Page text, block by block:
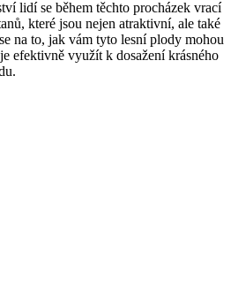
lidí se během těchto procházek vrací
které jsou nejen atraktivní, ale také
na to, jak vám tyto lesní plody mohou
efektivně využít k dosažení krásného